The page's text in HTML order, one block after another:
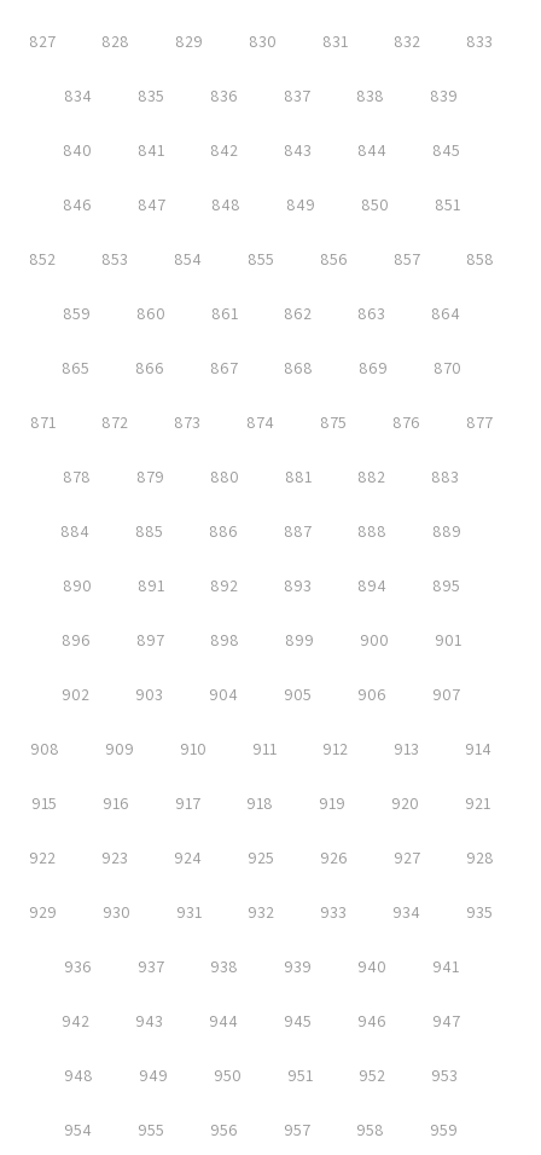
827 828 829 830 831 832 833
834 835 836 837 838 839
840 841 842 843 844 845
846 847 848 849 850 851
852 853 854 855 856 857 858
859 860 861 862 863 864
865 866 867 868 869 870
871 872 873 874 875 876 877
878 879 880 881 882 883
884 885 886 887 888 889
890 891 892 893 894 895
896 897 898 899 900 901
902 903 904 905 906 907
908 909 910 911 912 913 914
915 916 917 918 919 920 921
922 923 924 925 926 927 928
929 930 931 932 933 934 935
936 937 938 939 940 941
942 943 944 945 946 947
948 949 950 951 952 953
954 955 956 957 958 959